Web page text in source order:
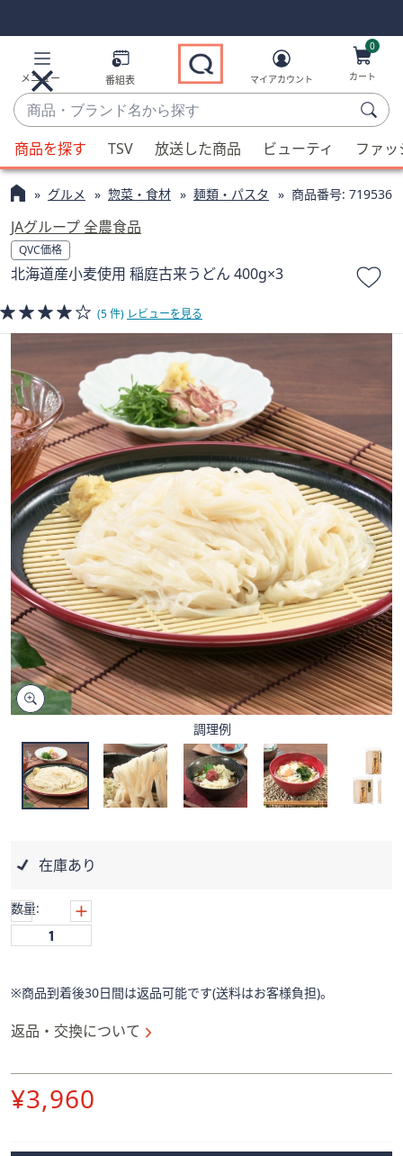
Links
Links2
メニュー 番組表
商
品・
ブ
ラ
ン
名
か
ら
す
候
補
が
利
用
可
能
場
合、
上
下
の
矢
印
キ
ー
ま
た
は
タ
ッ
チ
デ
バ
イ
ス
で
左
右
に
ス
プ
て
き
ま
マイアカウント
0
カート
商品を探す TSV 放送した商品 ビューティ ファ
グルメ 惣菜・食材 麺類・パスタ 商品番号: 719536
JAグループ 全農食品
QVC価格
北海道産小麦使用 稲庭古来うどん 400g×3
(5 件) レビューを見る
調理例
在庫あり
数量:
※商品到着後30日間は返品可能です(送料はお客様負担)。
返品・交換について
削
¥3,960